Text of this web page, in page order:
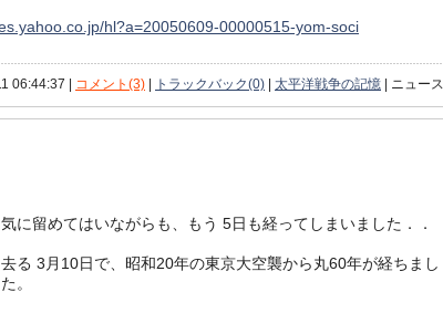
hl?a=20050609-00000515-yom-soci
06:44:37 | コメント(3) | トラックバック(0) | 太平洋戦争の記憶 | ニュース
気に留めてはいながらも、もう 5日も経ってしまいました．．
去る 3月10日で、昭和20年の東京大空襲から丸60年が経ちまし
た。